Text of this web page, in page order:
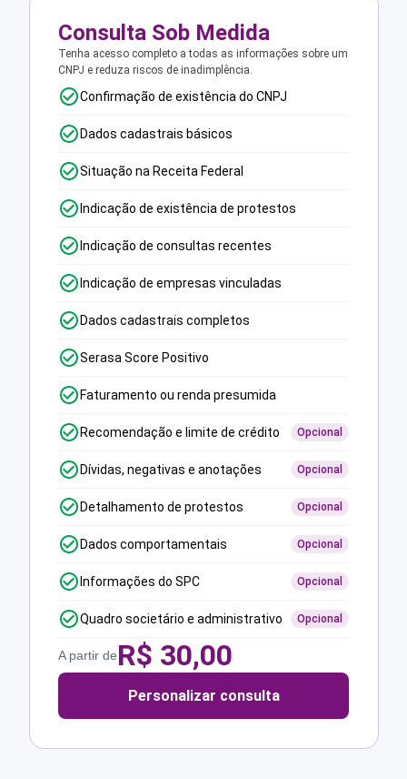
Consulta Sob Medida
Tenha acesso completo a todas as informações sobre um
CNPJ e reduza riscos de inadimplência.
Confirmação de existência do CNPJ
Dados cadastrais básicos
Situação na Receita Federal
Indicação de existência de protestos
Indicação de consultas recentes
Indicação de empresas vinculadas
Dados cadastrais completos
Serasa Score Positivo
Faturamento ou renda presumida
Recomendação e limite de crédito Opcional
Dívidas, negativas e anotações Opcional
Detalhamento de protestos Opcional
Dados comportamentais Opcional
Informações do SPC Opcional
Quadro societário e administrativo Opcional
A partir deR$ 30,00
Personalizar consulta